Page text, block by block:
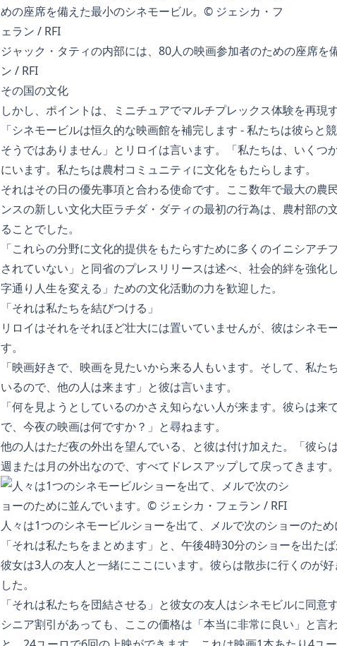
ジャック・タティの内部には、80人の映画参加者のための座席
ン / RFI
その国の文化
しかし、ポイントは、ミニチュアでマルチプレックス体験を再現
「シネモービルは恒久的な映画館を補完します - 私たちは彼らと
そうではありません」とリロイは言います。「私たちは、いくつ
にいます。私たちは農村コミュニティに文化をもたらします。
それはその日の優先事項と合わる使命です。ここ数年で最大の農
ンスの新しい文化大臣ラチダ・ダティの最初の行為は、農村部の
ることでした。
「これらの分野に文化的提供をもたらすために多くのイニシア
されていない」と同省のプレスリリースは述べ、社会的絆を強化
字通り人生を変える」ための文化活動の力を歓迎した。
「それは私たちを結びつける」
リロイはそれをそれほど壮大には置いていませんが、彼はシネモ
す。
「映画好きで、映画を見たいから来る人もいます。そして、私
いるので、他の人は来ます」と彼は言います。
「何を見ようとしているのかさえ知らない人が来ます。彼らは
で、今夜の映画は何ですか？」と尋ねます。
他の人はただ夜の外出を望んでいる、と彼は付け加えた。「彼ら
週または月の外出なので、すべてドレスアップして戻ってきます。
人々は1つのシネモービルショーを出て、メルで次のショーのた
「それは私たちをまとめます」と、午後4時30分のショーを出た
彼女は3人の友人と一緒にここにいます。彼らは散歩に行くのが
した。
「それは私たちを団結させる」と彼女の友人はシネモビルに同意
シニア割引があっても、ここの価格は「本当に非常に良い」と言